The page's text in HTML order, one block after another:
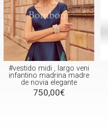
#vestido midi , largo veni
infantino madrina madre
de novia elegante
750,00€